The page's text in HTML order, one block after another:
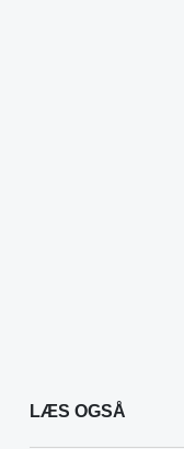
LÆS OGSÅ